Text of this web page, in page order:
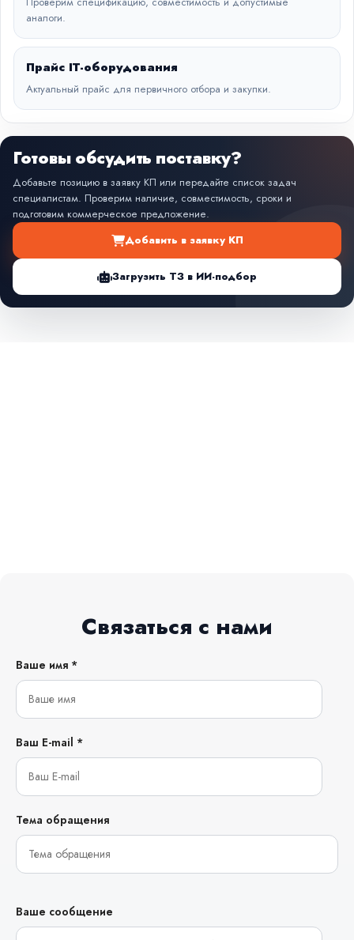
аналоги.
Прайс IT-оборудования
Актуальный прайс для первичного отбора и закупки.
Готовы обсудить поставку?
Добавьте позицию в заявку КП или передайте список задач
специалистам. Проверим наличие, совместимость, сроки и
подготовим коммерческое предложение.
Добавить в заявку КП
Загрузить ТЗ в ИИ-подбор
Связаться с нами
Ваше имя *
Ваш E-mail *
Тема обращения
Ваше сообщение